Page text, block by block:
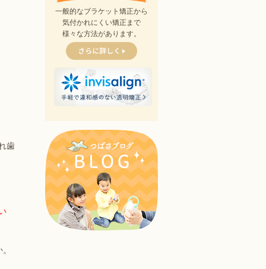
歯
一般的なブラケット矯正から
気付かれにくい矯正まで
様々な方法があります。